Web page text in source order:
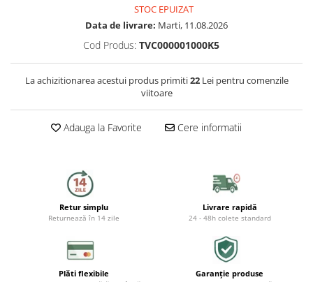
Ingrijire personala
Uscatoare de par
Perii de par electrice
Aparate de tuns & ras
Cantare corporale
Mobilier pentru baie
STOC EPUIZAT
Data de livrare: Marti, 11.08.2026
Cod Produs: TVC000001000K5
La achizitionarea acestui produs primiti22Lei pentru comenzile
viitoare
Adauga la Favorite Cere informatii
Retur simplu
Returnează în 14 zile
Livrare rapidă
24 - 48h colete standard
Plăti flexibile Garanție produse